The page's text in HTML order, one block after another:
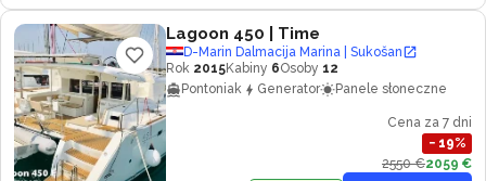
Lagoon 450 | Time
D-Marin Dalmacija Marina | Sukošan
Rok 2015Kabiny 6Osoby 12
Pontoniak
Generator Panele słoneczne
Cena za 7 dni
− 19%
2550 €2059 €